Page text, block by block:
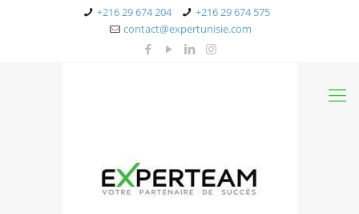
+216 29 674 204
+216 29 674 575
contact@expertunisie.com